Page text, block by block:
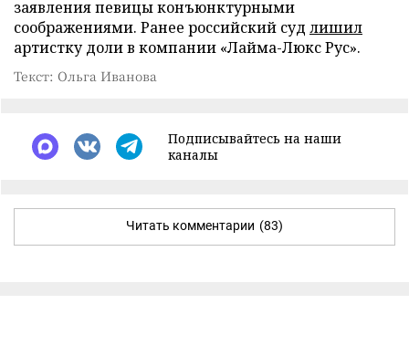
заявления певицы конъюнктурными
соображениями. Ранее российский суд лишил
артистку доли в компании «Лайма-Люкс Рус».
Текст: Ольга Иванова
Подписывайтесь на наши
каналы
Читать комментарии (83)